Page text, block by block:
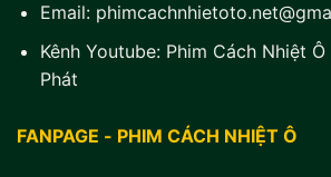
Email:
Kênh Youtube: Phim Cách Nhiệt
Phát
FANPAGE - PHIM CÁCH NHIỆT Ô